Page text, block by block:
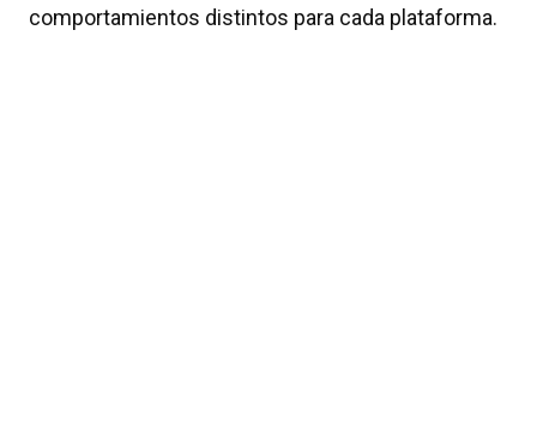
comportamientos distintos para cada plataforma.